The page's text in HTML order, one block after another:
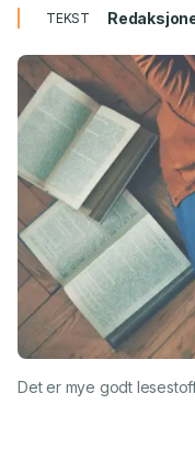
TEKST
Det er mye godt